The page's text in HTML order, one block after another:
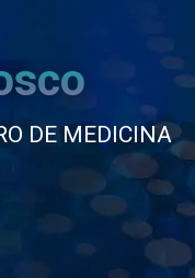
DE MEDICINA